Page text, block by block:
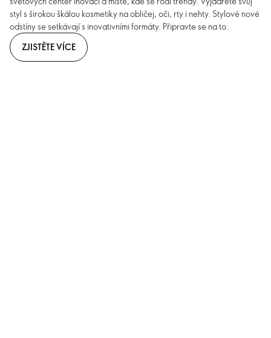
styl s širokou škálou kosmetiky na obličej, oči, rty i nehty. Stylové nové
odstíny se setkávají s inovativními formáty. Připravte se na to.
ZJISTĚTE VÍCE